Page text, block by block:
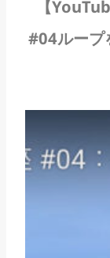
【
#04ループ